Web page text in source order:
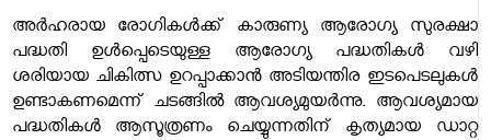
അർഹരായ രോഗികൾക്ക് കാരുണ്യ ആരോഗ്യ സുരക്ഷാ
പദ്ധതി ഉൾപ്പെടെയുള്ള ആരോഗ്യ പദ്ധതികൾ വഴി
ശരിയായ ചികിത്സ ഉറപ്പാക്കാൻ അടിയന്തിര ഇടപെടലുകൾ
ഉണ്ടാകണമെന്ന് ചടങ്ങിൽ ആവശ്യമുയർന്നു. ആവശ്യമായ
പദ്ധതികൾ ആസൂത്രണം ചെയ്യുന്നതിന് കൃത്യമായ ഡാറ്റ